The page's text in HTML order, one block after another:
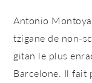
Antonio
tzigane de non-
gitan le plus
Barcelone. Il fait